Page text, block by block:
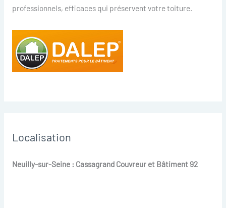
professionnels, efficaces qui préservent votre toiture.
Localisation
Neuilly-sur-Seine : Cassagrand Couvreur et Bâtiment 92